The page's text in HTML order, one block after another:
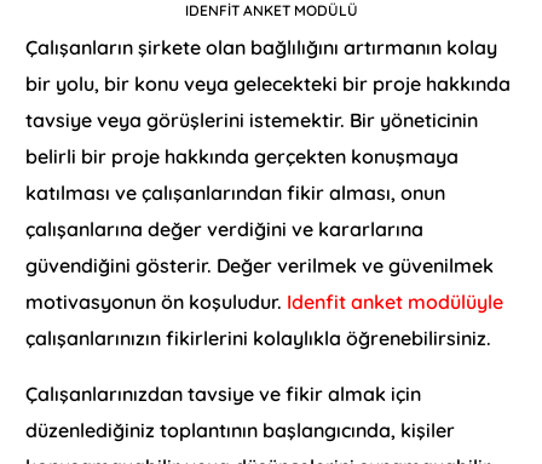
IDENFİT ANKET MODÜLÜ
Çalışanların şirkete olan bağlılığını artırmanın kolay
bir yolu, bir konu veya gelecekteki bir proje hakkında
tavsiye veya görüşlerini istemektir. Bir yöneticinin
belirli bir proje hakkında gerçekten konuşmaya
katılması ve çalışanlarından fikir alması, onun
çalışanlarına değer verdiğini ve kararlarına
güvendiğini gösterir. Değer verilmek ve güvenilmek
motivasyonun ön koşuludur. Idenfit anket modülüyle
çalışanlarınızın fikirlerini kolaylıkla öğrenebilirsiniz.
Çalışanlarınızdan tavsiye ve fikir almak için
düzenlediğiniz toplantının başlangıcında, kişiler